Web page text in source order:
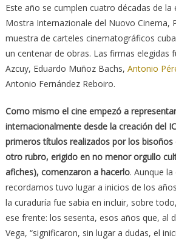
Este año se cumplen cuatro décadas de la
Mostra Internazionale del Nuovo Cinema,
muestra de carteles cinematográficos
un centenar de obras. Las firmas elegidas
Azcuy, Eduardo Muñoz Bachs, Antonio
Antonio Fernández Reboiro.
Como mismo el cine empezó a
internacionalmente desde la creación del
primeros títulos realizados por los bisoños
otro rubro, erigido en no menor orgullo
afiches), comenzaron a hacerlo. Aunque
recordamos tuvo lugar a inicios de los
la curaduría fue sabia en incluir, sobre
ese frente: los sesenta, esos años que, al
Vega, “significaron, sin lugar a dudas, el